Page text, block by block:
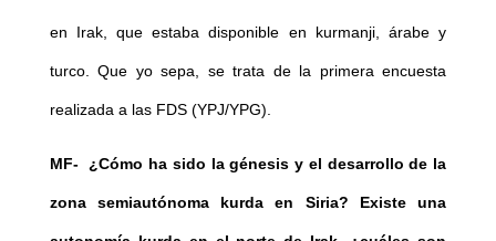
en Irak, que estaba disponible en kurmanji, árabe y
turco. Que yo sepa, se trata de la primera encuesta
realizada a las FDS (YPJ/YPG).
MF- ¿Cómo ha sido la génesis y el desarrollo de la
zona semiautónoma kurda en Siria? Existe una